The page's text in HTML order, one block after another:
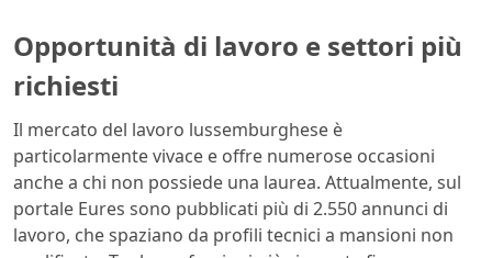
Opportunità di lavoro e settori più
richiesti
Il mercato del lavoro lussemburghese è
particolarmente vivace e offre numerose occasioni
anche a chi non possiede una laurea. Attualmente, sul
portale Eures sono pubblicati più di 2.550 annunci di
lavoro, che spaziano da profili tecnici a mansioni non